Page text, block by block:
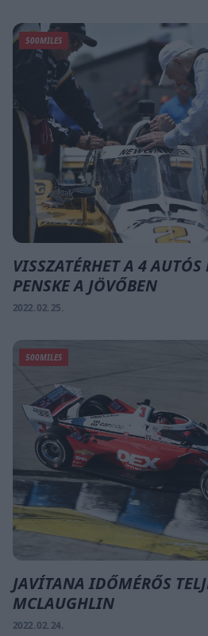
500MILES
VISSZATÉRHET A 4
PENSKE A JÖVŐBEN
2022. 02. 25.
500MILES
JAVÍTANA IDŐMÉRŐS
MCLAUGHLIN
2022. 02. 24.